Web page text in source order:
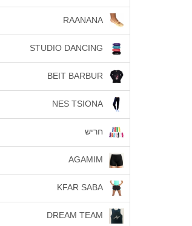
חריש